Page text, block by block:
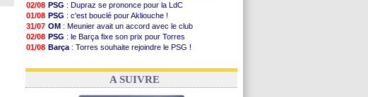
02/08 PSG : Dupraz se prononce pour la LdC
01/08 PSG : c'est bouclé pour Akliouche !
31/07 OM : Meunier avait un accord avec le club
02/08 PSG : le Barça fixe son prix pour Torres
01/08 Barça : Torres souhaite rejoindre le PSG !
03/08 Argentine: quand Medina recadre... sa mère
A SUIVRE